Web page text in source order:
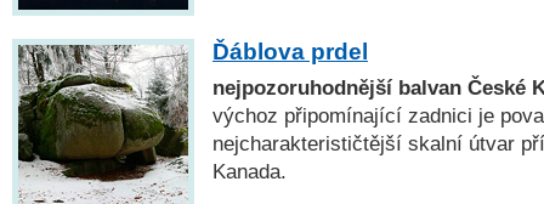
Ďáblova prdel
nejpozoruhodnější balvan České
výchoz připomínající zadnici je
nejcharakterističtější skalní útvar
Kanada.